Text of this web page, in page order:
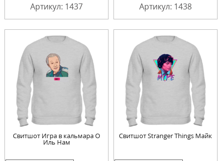
Артикул: 1437 Артикул: 1438
Свитшот Игра в кальмара О
Иль Нам
Свитшот Stranger Things Майк